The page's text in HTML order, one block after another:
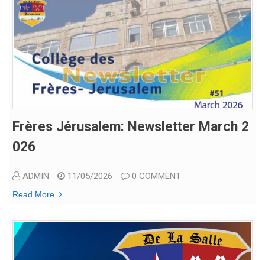
Frères Jérusalem: Newsletter March 2
026
ADMIN 11/05/2026 0 COMMENT
Read More